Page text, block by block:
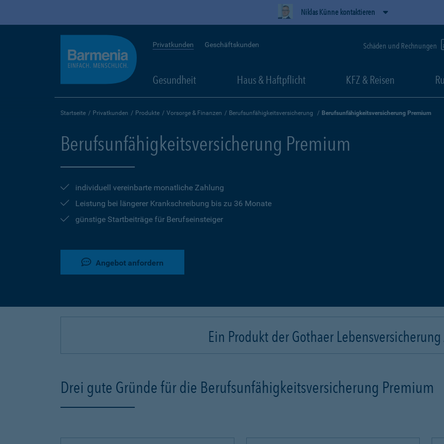
Niklas Künne kontaktieren
Privatkunden Geschäftskunden Schäden und Rechnungen
Gesundheit Haus & Haftpflicht KFZ & Reisen
Startseite Privatkunden Produkte Vorsorge & Finanzen Berufsunfähigkeitsversicherung Berufsunfähigkeitsversicherung Premium
Berufsunfähigkeitsversicherung Premium
individuell vereinbarte monatliche Zahlung
Leistung bei längerer Krankschreibung bis zu 36 Monate
günstige Startbeiträge für Berufseinsteiger
Angebot anfordern
Ein Produkt der Gothaer Lebensversicherung
Drei gute Gründe für die Berufsunfähigkeitsversicherung Premium